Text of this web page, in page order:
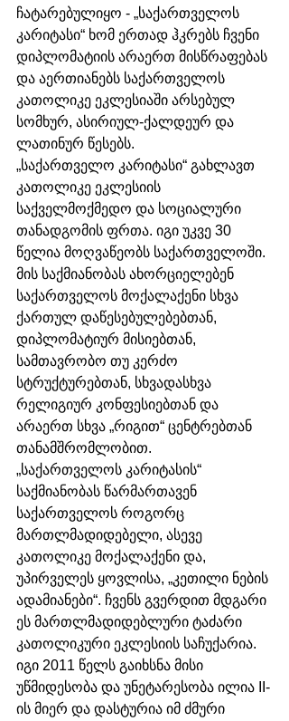
ჩატარებულიყო - „საქართველოს
კარიტასი“ ხომ ერთად ჰკრებს ჩვენი
დიპლომატიის არაერთ მისწრაფებას
და აერთიანებს საქართველოს
კათოლიკე ეკლესიაში არსებულ
სომხურ, ასირიულ-ქალდეურ და
ლათინურ წესებს.
„საქართველო კარიტასი“ გახლავთ
კათოლიკე ეკლესიის
საქველმოქმედო და სოციალური
თანადგომის ფრთა. იგი უკვე 30
წელია მოღვაწეობს საქართველოში.
მის საქმიანობას ახორციელებენ
საქართველოს მოქალაქენი სხვა
ქართულ დაწესებულებებთან,
დიპლომატიურ მისიებთან,
სამთავრობო თუ კერძო
სტრუქტურებთან, სხვადასხვა
რელიგიურ კონფესიებთან და
არაერთ სხვა „რიგით“ ცენტრებთან
თანამშრომლობით.
„საქართველოს კარიტასის“
საქმიანობას წარმართავენ
საქართველოს როგორც
მართლმადიდებელი, ასევე
კათოლიკე მოქალაქენი და,
უპირველეს ყოვლისა, „კეთილი ნების
ადამიანები“. ჩვენს გვერდით მდგარი
ეს მართლმადიდებლური ტაძარი
კათოლიკური ეკლესიის საჩუქარია.
იგი 2011 წელს გაიხსნა მისი
უწმიდესობა და უნეტარესობა ილია II-
ის მიერ და დასტურია იმ ძმური